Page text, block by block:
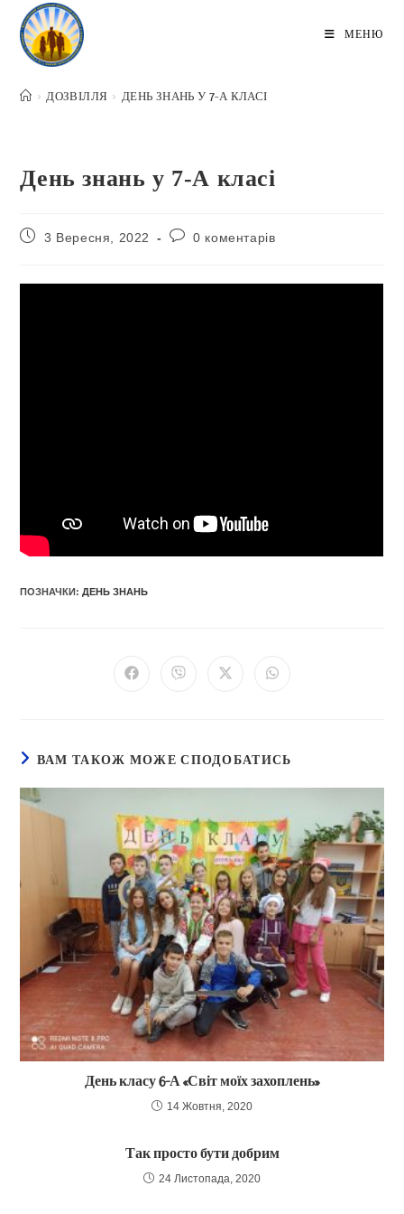
Перейти
вмісту
МЕНЮ
> ДОЗВІЛЛЯ > ДЕНЬ ЗНАНЬ У 7-А КЛАСІ
День знань у 7-А класі
Запис3 Вересня, 2022
Коментарі
0 коментарів
ПОЗНАЧКИ :ДЕНЬ ЗНАНЬ
ВідкритиВідкритиВідкритиВідкрити
ВАМ ТАКОЖ МОЖЕ СПОДОБАТИСЬ
День класу 6-А «Світ моїх захоплень»
14 Жовтня, 2020
Так просто бути добрим
24 Листопада, 2020